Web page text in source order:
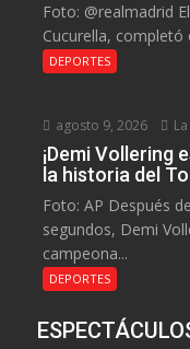
Foto: @realmadrid
Cucurella, completó
DEPORTES
agosto 9, 2026
¡Demi Vollering
la historia del
Foto: AP Después
segundos, Demi
campeona...
DEPORTES